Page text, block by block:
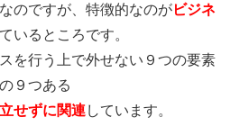
のですが、特徴的なのがビジネ
いるところです。
を行う上で外せない９つの要素
９つある
せずに関連しています。